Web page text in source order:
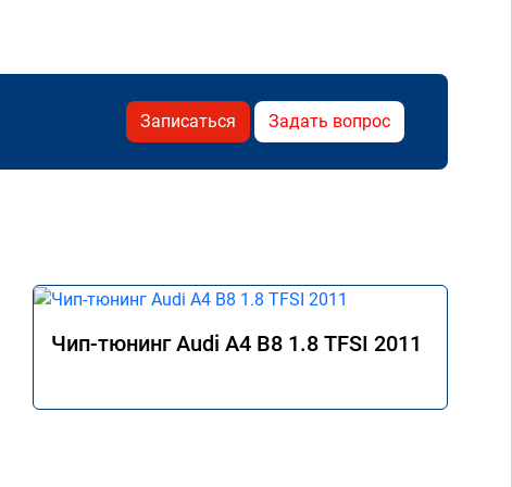
Записаться Задать вопрос
Чип-тюнинг Audi A4 B8 1.8 TFSI 2011